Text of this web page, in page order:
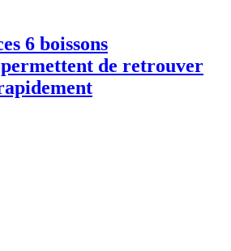
6 boissons
de retrouver